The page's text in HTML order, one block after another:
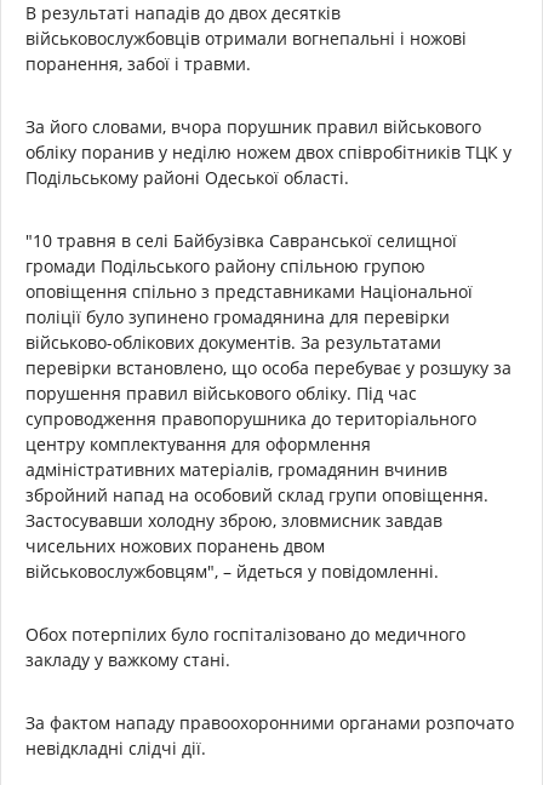
В результаті нападів до двох десятків
військовослужбовців отримали вогнепальні і ножові
поранення, забої і травми.
За його словами, вчора порушник правил військового
обліку поранив у неділю ножем двох співробітників ТЦК у
Подільському районі Одеської області.
"10 травня в селі Байбузівка Савранської селищної
громади Подільського району спільною групою
оповіщення спільно з представниками Національної
поліції було зупинено громадянина для перевірки
військово-облікових документів. За результатами
перевірки встановлено, що особа перебуває у розшуку за
порушення правил військового обліку. Під час
супроводження правопорушника до територіального
центру комплектування для оформлення
адміністративних матеріалів, громадянин вчинив
збройний напад на особовий склад групи оповіщення.
Застосувавши холодну зброю, зловмисник завдав
чисельних ножових поранень двом
військовослужбовцям", – йдеться у повідомленні.
Обох потерпілих було госпіталізовано до медичного
закладу у важкому стані.
За фактом нападу правоохоронними органами розпочато
невідкладні слідчі дії.